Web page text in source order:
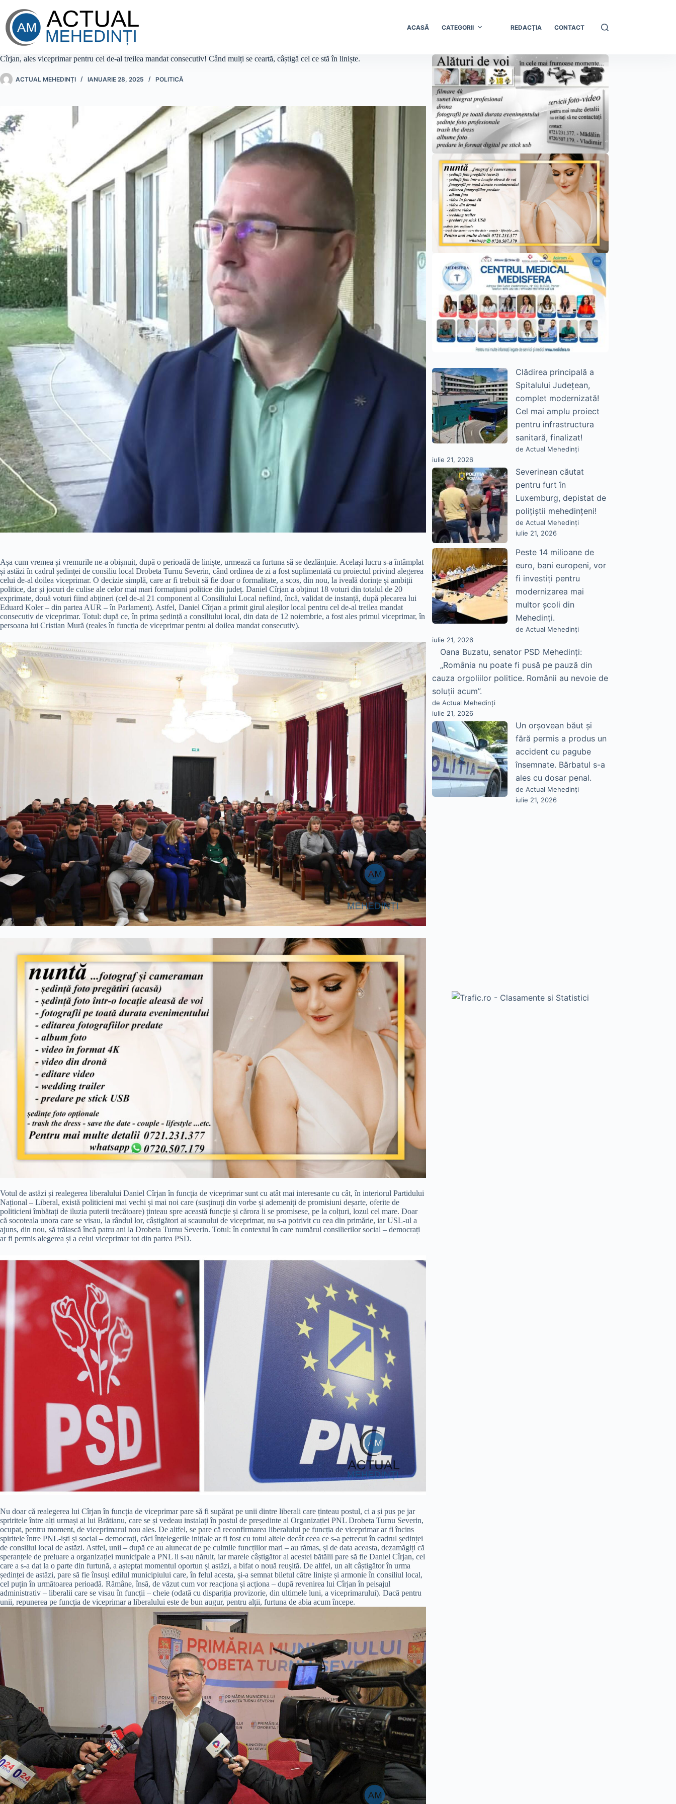
conținut
ACASĂ CATEGORII REDACȚIA CONTACT
Cîrjan, ales viceprimar pentru cel de-al treilea mandat consecutiv! Când mulți se ceartă, câștigă cel ce stă în liniște.
ACTUAL MEHEDINȚI IANUARIE 28, 2025 POLITICĂ
Așa cum vremea și vremurile ne-a obișnuit, după o perioadă de liniște, urmează ca furtuna să se dezlănțuie. Același lucru s-a întâmplat
și astăzi în cadrul ședinței de consiliu local Drobeta Turnu Severin, când ordinea de zi a fost suplimentată cu proiectul privind alegerea
celui de-al doilea viceprimar. O decizie simplă, care ar fi trebuit să fie doar o formalitate, a scos, din nou, la iveală dorințe și ambiții
politice, dar și jocuri de culise ale celor mai mari formațiuni politice din județ. Daniel Cîrjan a obținut 18 voturi din totalul de 20
exprimate, două voturi fiind abțineri (cel de-al 21 component al Consiliului Local nefiind, încă, validat de instanță, după plecarea lui
Eduard Koler – din partea AUR – în Parlament). Astfel, Daniel Cîrjan a primit girul aleșilor local pentru cel de-al treilea mandat
consecutiv de viceprimar. Totul: după ce, în prima ședință a consiliului local, din data de 12 noiembrie, a fost ales primul viceprimar, în
persoana lui Cristian Mură (reales în funcția de viceprimar pentru al doilea mandat consecutiv).
Votul de astăzi și realegerea liberalului Daniel Cîrjan în funcția de viceprimar sunt cu atât mai interesante cu cât, în interiorul Partidului
Național – Liberal, există politicieni mai vechi și mai noi care (susținuți din vorbe și ademeniți de promisiuni deșarte, oferite de
politicieni îmbătați de iluzia puterii trecătoare) ținteau spre această funcție și cărora li se promisese, pe la colțuri, lozul cel mare. Doar
că socoteala unora care se visau, la rândul lor, câștigători ai scaunului de viceprimar, nu s-a potrivit cu cea din primărie, iar USL-ul a
ajuns, din nou, să trăiască încă patru ani la Drobeta Turnu Severin. Totul: în contextul în care numărul consilierilor social – democrați
ar fi permis alegerea și a celui viceprimar tot din partea PSD.
Nu doar că realegerea lui Cîrjan în funcția de viceprimar pare să fi supărat pe unii dintre liberali care ținteau postul, ci a și pus pe jar
spriritele între alți urmași ai lui Brătianu, care se și vedeau instalați în postul de președinte al Organizației PNL Drobeta Turnu Severin,
ocupat, pentru moment, de viceprimarul nou ales. De altfel, se pare că reconfirmarea liberalului pe funcția de viceprimar ar fi încins
spiritele între PNL-iști și social – democrați, căci înțelegerile inițiale ar fi fost cu totul altele decât ceea ce s-a petrecut în cadrul ședinței
de consiliul local de astăzi. Astfel, unii – după ce au alunecat de pe culmile funcțiilor mari – au rămas, și de data aceasta, dezamăgiți că
speranțele de preluare a organizației municipale a PNL li s-au năruit, iar marele câștigător al acestei bătălii pare să fie Daniel Cîrjan, cel
care a s-a dat la o parte din furtună, a așteptat momentul oportun și astăzi, a bifat o nouă reușită. De altfel, un alt câștigător în urma
ședinței de astăzi, pare să fie însuși edilul municipiului care, în felul acesta, și-a semnat biletul către liniște și armonie în consiliul local,
cel puțin în următoarea perioadă. Rămâne, însă, de văzut cum vor reacționa și acționa – după revenirea lui Cîrjan în peisajul
administrativ – liberalii care se visau în funcții – cheie (odată cu dispariția provizorie, din ultimele luni, a viceprimarului). Dacă pentru
unii, repunerea pe funcția de viceprimar a liberalului este de bun augur, pentru alții, furtuna de abia acum începe.
Clădirea principală a
Spitalului Județean,
complet modernizată!
Cel mai amplu proiect
pentru infrastructura
sanitară, finalizat!
de Actual Mehedinți
iulie 21, 2026
Severinean căutat
pentru furt în
Luxemburg, depistat de
polițiștii mehedințeni!
de Actual Mehedinți
iulie 21, 2026
Peste 14 milioane de
euro, bani europeni, vor
fi investiți pentru
modernizarea mai
multor școli din
Mehedinți.
de Actual Mehedinți
iulie 21, 2026
Oana Buzatu, senator PSD Mehedinți:
„România nu poate fi pusă pe pauză din
cauza orgoliilor politice. Românii au nevoie de
soluții acum”.
de Actual Mehedinți
iulie 21, 2026
Un orșovean băut și
fără permis a produs un
accident cu pagube
însemnate. Bărbatul s-a
ales cu dosar penal.
de Actual Mehedinți
iulie 21, 2026